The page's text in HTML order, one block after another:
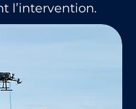
l’intervention.